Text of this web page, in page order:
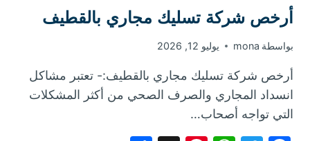
أرخص شركة تسليك مجاري بالقطيف
بواسطة mona يوليو 12, 2026
أرخص شركة تسليك مجاري بالقطيف:- تعتبر مشاكل
انسداد المجاري والصرف الصحي من أكثر المشكلات
التي تواجه أصحاب…